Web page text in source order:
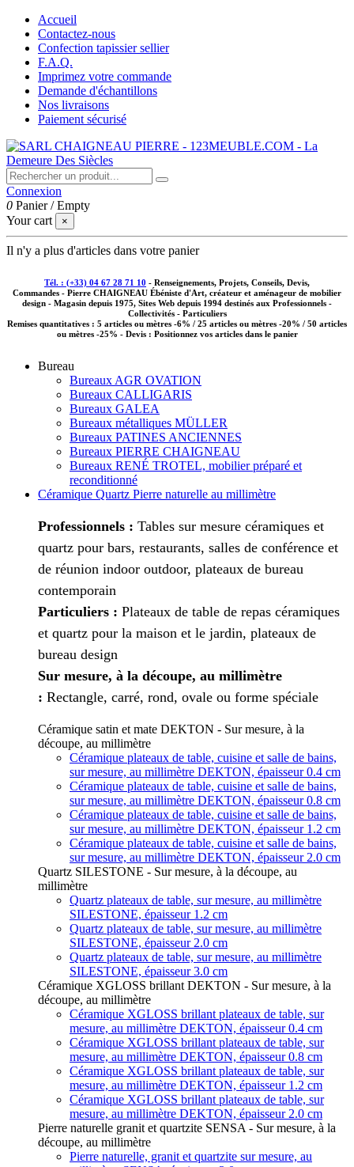
Accueil
Contactez-nous
Confection tapissier sellier
F.A.Q.
Imprimez votre commande
Demande d'échantillons
Nos livraisons
Paiement sécurisé
Connexion
0 Panier /Empty
Your cart
×
Il n'y a plus d'articles dans votre panier
Tél. : (+33) 04 67 28 71 10 - Renseignements, Projets, Conseils, Devis,
Commandes - Pierre CHAIGNEAU Ébéniste d'Art, créateur et aménageur de mobilier
design - Magasin depuis 1975, Sites Web depuis 1994 destinés aux Professionnels -
Collectivités - Particuliers
Remises quantitatives : 5 articles ou mètres -6% / 25 articles ou mètres -20% / 50 articles
ou mètres -25% - Devis : Positionnez vos articles dans le panier
Bureau
Bureaux AGR OVATION
Bureaux CALLIGARIS
Bureaux GALEA
Bureaux métalliques MÜLLER
Bureaux PATINES ANCIENNES
Bureaux PIERRE CHAIGNEAU
Bureaux RENÉ TROTEL, mobilier préparé et
reconditionné
Céramique Quartz Pierre naturelle au millimètre
Professionnels : Tables sur mesure céramiques et
quartz pour bars, restaurants, salles de conférence et
de réunion indoor outdoor, plateaux de bureau
contemporain
Particuliers : Plateaux de table de repas céramiques
et quartz pour la maison et le jardin, plateaux de
bureau design
Sur mesure, à la découpe, au millimètre
: Rectangle, carré, rond, ovale ou forme spéciale
Céramique satin et mate DEKTON - Sur mesure, à la
découpe, au millimètre
Céramique plateaux de table, cuisine et salle de bains,
sur mesure, au millimètre DEKTON, épaisseur 0.4 cm
Céramique plateaux de table, cuisine et salle de bains,
sur mesure, au millimètre DEKTON, épaisseur 0.8 cm
Céramique plateaux de table, cuisine et salle de bains,
sur mesure, au millimètre DEKTON, épaisseur 1.2 cm
Céramique plateaux de table, cuisine et salle de bains,
sur mesure, au millimètre DEKTON, épaisseur 2.0 cm
Quartz SILESTONE - Sur mesure, à la découpe, au
millimètre
Quartz plateaux de table, sur mesure, au millimètre
SILESTONE, épaisseur 1.2 cm
Quartz plateaux de table, sur mesure, au millimètre
SILESTONE, épaisseur 2.0 cm
Quartz plateaux de table, sur mesure, au millimètre
SILESTONE, épaisseur 3.0 cm
Céramique XGLOSS brillant DEKTON - Sur mesure, à la
découpe, au millimètre
Céramique XGLOSS brillant plateaux de table, sur
mesure, au millimètre DEKTON, épaisseur 0.4 cm
Céramique XGLOSS brillant plateaux de table, sur
mesure, au millimètre DEKTON, épaisseur 0.8 cm
Céramique XGLOSS brillant plateaux de table, sur
mesure, au millimètre DEKTON, épaisseur 1.2 cm
Céramique XGLOSS brillant plateaux de table, sur
mesure, au millimètre DEKTON, épaisseur 2.0 cm
Pierre naturelle granit et quartzite SENSA - Sur mesure, à la
découpe, au millimètre
Pierre naturelle, granit et quartzite sur mesure, au